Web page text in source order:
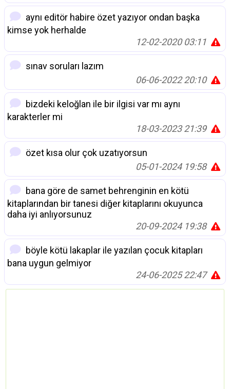
aynı editör habire özet yazıyor ondan başka
kimse yok herhalde
12-02-2020 03:11
sınav soruları lazım
06-06-2022 20:10
bizdeki keloğlan ile bir ilgisi var mı aynı
karakterler mi
18-03-2023 21:39
özet kısa olur çok uzatıyorsun
05-01-2024 19:58
bana göre de samet behrenginin en kötü
kitaplarından bir tanesi diğer kitaplarını okuyunca
daha iyi anlıyorsunuz
20-09-2024 19:38
böyle kötü lakaplar ile yazılan çocuk kitapları
bana uygun gelmiyor
24-06-2025 22:47